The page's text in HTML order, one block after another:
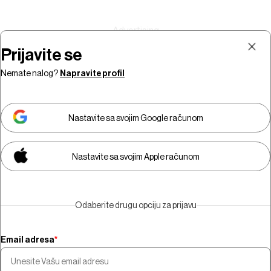
Morate biti pretplatnik da biste
gledali video sadržaj.
Pretplatite se
Prijavite se
Nemate nalog? Napravite profil
Nastavite sa svojim Google računom
Nastavite sa svojim Apple računom
Odaberite drugu opciju za prijavu
Email adresa*